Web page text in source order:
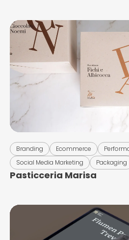
Branding Ecommerce
Social Media Marketing
Packaging
Pasticceria Marisa